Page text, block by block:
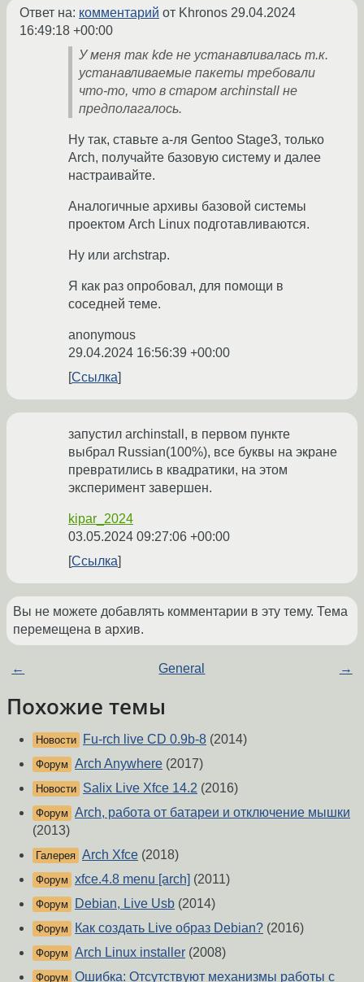
Ответ на: комментарий от Khronos 29.04.2024
16:49:18 +00:00
У меня так kde не устанавливалась т.к.
устанавливаемые пакеты требовали
что-то, что в старом archinstall не
предполагалось.
Ну так, ставьте а-ля Gentoo Stage3, только
Arch, получайте базовую систему и далее
настраивайте.
Аналогичные архивы базовой системы
проектом Arch Linux подготавливаются.
Ну или archstrap.
Я как раз опробовал, для помощи в
соседней теме.
anonymous
29.04.2024 16:56:39 +00:00
Ссылка
запустил archinstall, в первом пункте
выбрал Russian(100%), все буквы на экране
превратились в квадратики, на этом
эксперимент завершен.
kipar_2024
03.05.2024 09:27:06 +00:00
Ссылка
Вы не можете добавлять комментарии в эту тему. Тема
перемещена в архив.
← General →
Похожие темы
Новости Fu-rch live CD 0.9b-8 (2014)
Форум Arch Anywhere (2017)
Новости Salix Live Xfce 14.2 (2016)
Форум Arch, работа от батареи и отключение мышки
(2013)
Галерея Arch Xfce (2018)
Форум xfce.4.8 menu [arch] (2011)
Форум Debian, Live Usb (2014)
Форум Как создать Live образ Debian? (2016)
Форум Arch Linux installer (2008)
Форум Ошибка: Отсутствуют механизмы работы с